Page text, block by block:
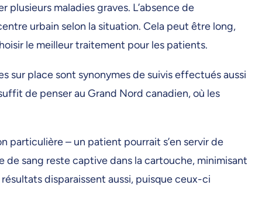
maladies graves. L’absence de
urbain selon la situation. Cela peut être long,
le meilleur traitement pour les patients.
sur place sont synonymes de suivis effectués aussi
de penser au Grand Nord canadien, où les
particulière – un patient pourrait s’en servir de
sang reste captive dans la cartouche, minimisant
disparaissent aussi, puisque ceux-ci